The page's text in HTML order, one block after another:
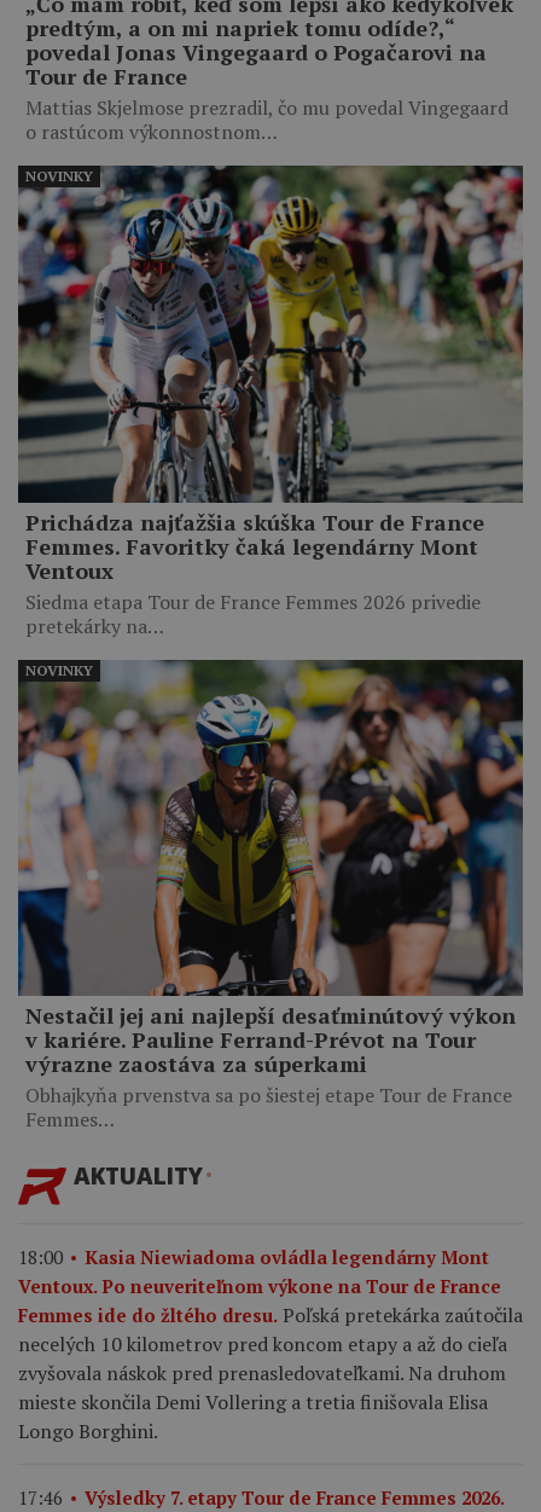
predtým, a on mi napriek tomu odíde?,“
povedal Jonas Vingegaard o Pogačarovi na
Tour de France
Mattias Skjelmose prezradil, čo mu povedal Vingegaard
o rastúcom výkonnostnom…
Prichádza najťažšia skúška Tour de France
Femmes. Favoritky čaká legendárny Mont
Ventoux
Siedma etapa Tour de France Femmes 2026 privedie
pretekárky na…
NOVINKY
Nestačil jej ani najlepší desaťminútový výkon
v kariére. Pauline Ferrand-Prévot na Tour
výrazne zaostáva za súperkami
Obhajkyňa prvenstva sa po šiestej etape Tour de France
Femmes…
NOVINKY
AKTUALITY
18:00
Kasia Niewiadoma ovládla legendárny Mont
Ventoux. Po neuveriteľnom výkone na Tour de France
Femmes ide do žltého dresu. Poľská pretekárka zaútočila
necelých 10 kilometrov pred koncom etapy a až do cieľa
zvyšovala náskok pred prenasledovateľkami. Na druhom
mieste skončila Demi Vollering a tretia finišovala Elisa
Longo Borghini.
17:46 Výsledky 7. etapy Tour de France Femmes 2026.